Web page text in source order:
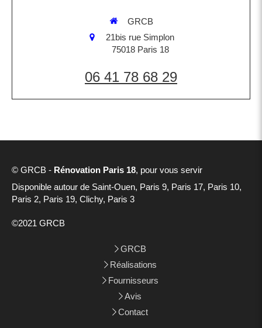
GRCB
21bis rue Simplon
75018 Paris 18
06 41 78 68 29
© GRCB - Rénovation Paris 18, pour vous servir
Disponible autour de Saint-Ouen, Paris 9, Paris 17, Paris 10,
Paris 2, Paris 19, Clichy, Paris 3
©2021 GRCB
GRCB
Réalisations
Fournisseurs
Avis
Contact